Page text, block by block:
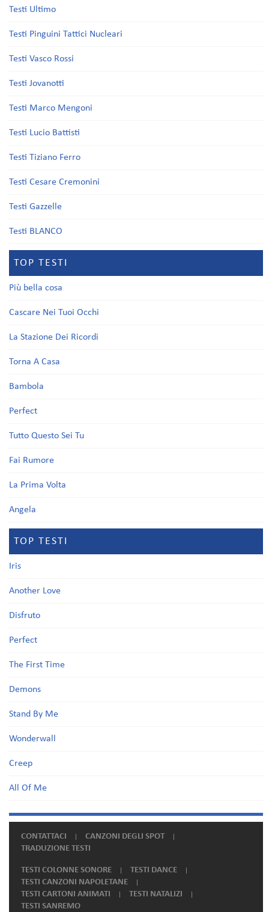
Testi Ultimo
Testi Pinguini Tattici Nucleari
Testi Vasco Rossi
Testi Jovanotti
Testi Marco Mengoni
Testi Lucio Battisti
Testi Tiziano Ferro
Testi Cesare Cremonini
Testi Gazzelle
Testi BLANCO
TOP TESTI
Più bella cosa
Cascare Nei Tuoi Occhi
La Stazione Dei Ricordi
Torna A Casa
Bambola
Perfect
Tutto Questo Sei Tu
Fai Rumore
La Prima Volta
Angela
TOP TESTI
Iris
Another Love
Disfruto
Perfect
The First Time
Demons
Stand By Me
Wonderwall
Creep
All Of Me
CONTATTACI
CANZONI DEGLI SPOT
TRADUZIONE TESTI
TESTI COLONNE SONORE
TESTI DANCE
TESTI CANZONI NAPOLETANE
TESTI CARTONI ANIMATI
TESTI NATALIZI
TESTI SANREMO